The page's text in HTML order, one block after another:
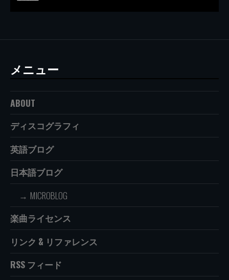
メニュー
ABOUT
ディスコグラフィ
英語ブログ
日本語ブログ
MICROBLOG
楽曲ライセンス
リンク & リファレンス
RSS フィード